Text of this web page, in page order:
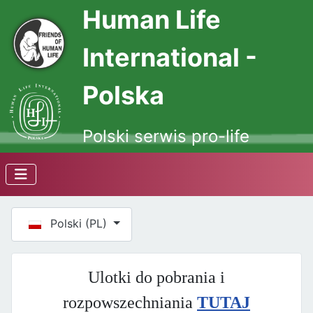
Human Life
International -
Polska
Polski serwis pro-life
Wybierz swój język
Polski (PL)
Ulotki do pobrania i
rozpowszechniania TUTAJ